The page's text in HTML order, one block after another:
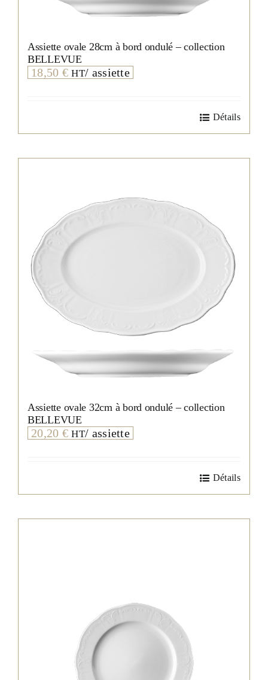
Assiette ovale 28cm à bord ondulé – collection
BELLEVUE
18,50 € HT/ assiette
Détails
Assiette ovale 32cm à bord ondulé – collection
BELLEVUE
20,20 € HT/ assiette
Détails